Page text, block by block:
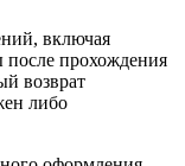
включая
после прохождения
возврат
либо